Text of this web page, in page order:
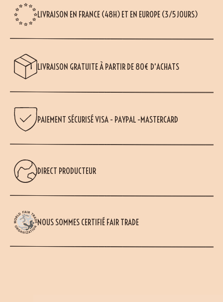
LIVRAISON EN FRANCE (48H) ET EN EUROPE (3/5 JOURS)
LIVRAISON GRATUITE À PARTIR DE 80€ D'ACHATS
PAIEMENT SÉCURISÉ VISA - PAYPAL -MASTERCARD
DIRECT PRODUCTEUR
NOUS SOMMES CERTIFIÉ FAIR TRADE